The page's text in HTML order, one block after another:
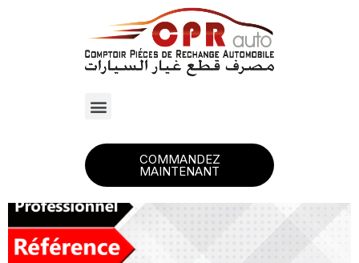
COMMANDEZ
MAINTENANT